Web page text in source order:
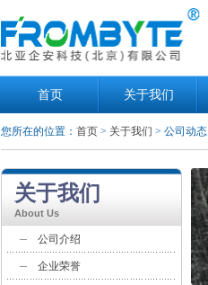
首页 关于我们
您所在的位置： 首页 > 关于我们 > 公司动态
关于我们
About Us
公司介绍
企业荣誉